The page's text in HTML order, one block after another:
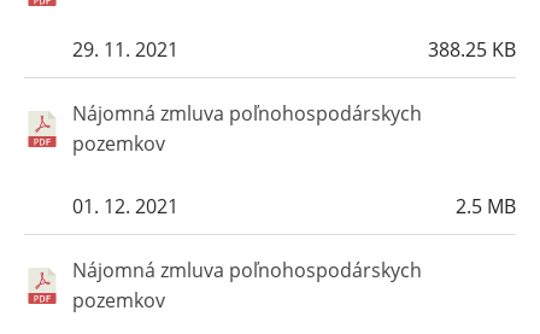
388.25 KB
29. 11. 2021
Nájomná zmluva poľnohospodárskych
pozemkov
2.5 MB
01. 12. 2021
Nájomná zmluva poľnohospodárskych
pozemkov